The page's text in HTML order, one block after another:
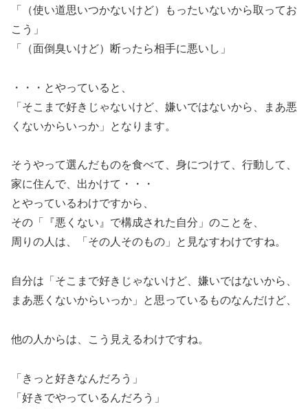
「（使い道思いつかないけど）もったいないから取ってお
こう」
「（面倒臭いけど）断ったら相手に悪いし」
・・・とやっていると、
「そこまで好きじゃないけど、嫌いではないから、まあ悪
くないからいっか」となります。
そうやって選んだものを食べて、身につけて、行動して、
家に住んで、出かけて・・・
とやっているわけですから、
その「『悪くない』で構成された自分」のことを、
周りの人は、「その人そのもの」と見なすわけですね。
自分は「そこまで好きじゃないけど、嫌いではないから、
まあ悪くないからいっか」と思っているものなんだけど、
他の人からは、こう見えるわけですね。
「きっと好きなんだろう」
「好きでやっているんだろう」